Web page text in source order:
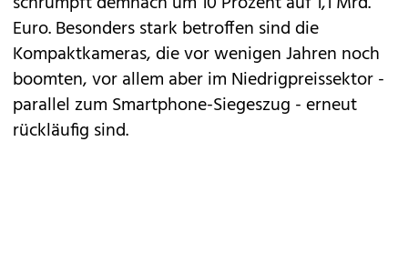
Euro. Besonders stark betroffen sind die
Kompaktkameras, die vor wenigen Jahren noch
boomten, vor allem aber im Niedrigpreissektor -
parallel zum Smartphone-Siegeszug - erneut
rückläufig sind.